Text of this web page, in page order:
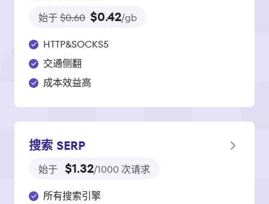
始于$0.60 $0.42/gb
HTTP&SOCKS5
交通侧翻
成本效益高
搜索 SERP
始于 $1.32/1000 次请求
所有搜索引擎